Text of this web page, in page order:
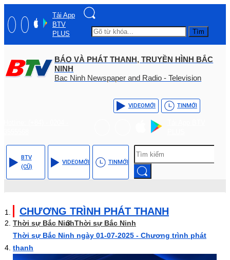
Tải App
BTV
PLUS
Tìm
BÁO VÀ PHÁT THANH, TRUYỀN HÌNH BẮC
NINH
Bac Ninh Newspaper and Radio - Television
VIDEOMỚI TINMỚI
BTV
(CŨ)
VIDEOMỚI TINMỚI
CHƯƠNG TRÌNH PHÁT THANH
Thời sự Bắc NinhThời sự Bắc Ninh
Thời sự Bắc Ninh ngày 01-07-2025 - Chương trình phát
thanh